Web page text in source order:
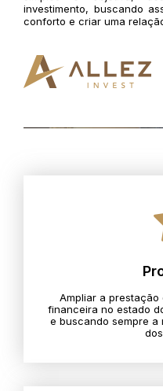
investimento, buscando
conforto e criar uma
Ampliar a
financeira no estado
e buscando sempre a